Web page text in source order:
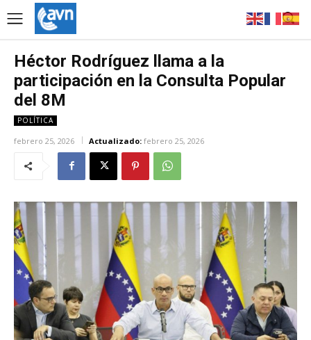
Héctor Rodríguez llama a la
participación en la Consulta Popular
del 8M
POLÍTICA
febrero 25, 2026 Actualizado: febrero 25, 2026